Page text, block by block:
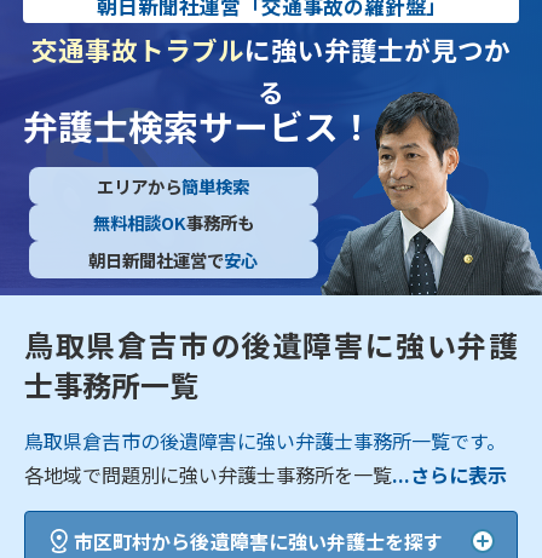
交通事故トラブルに強い弁護士が見つか
る
弁護士検索サービス！
エリアから簡単検索
無料相談OK事務所も
朝日新聞社運営で安心
鳥取県倉吉市の後遺障害に強い弁護
士事務所一覧
鳥取県倉吉市の後遺障害に強い弁護士事務所一覧です。
各地域で問題別に強い弁護士事務所を一覧...さらに表示
市区町村から後遺障害に強い弁護士を探す